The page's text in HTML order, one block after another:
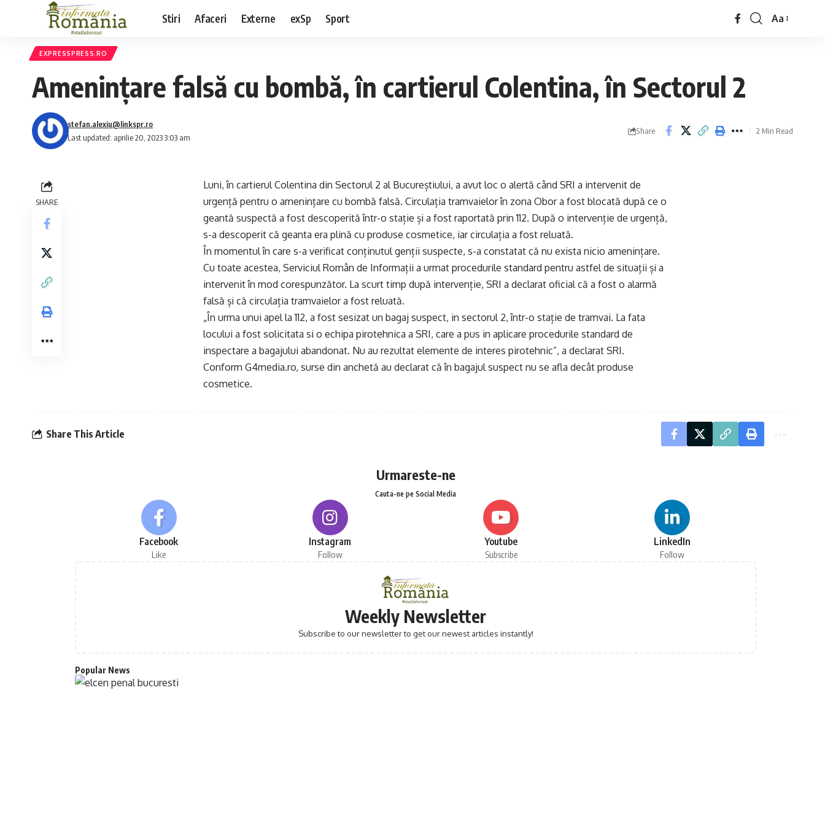
Stiri Afaceri Externe exSp Sport Aa
EXPRESSPRESS.RO
Amenințare falsă cu bombă, în cartierul Colentina, în Sectorul 2
Last updated: aprilie 20, 2023 3:03 am
stefan.alexiu@linkspr.ro
Share 2 Min Read
SHARE
Luni, în cartierul Colentina din Sectorul 2 al Bucureștiului, a avut loc o alertă când SRI a intervenit de
urgență pentru o amenințare cu bombă falsă. Circulația tramvaielor în zona Obor a fost blocată după ce o
geantă suspectă a fost descoperită într-o stație și a fost raportată prin 112. După o intervenție de urgență,
s-a descoperit că geanta era plină cu produse cosmetice, iar circulația a fost reluată.
În momentul în care s-a verificat conținutul genții suspecte, s-a constatat că nu exista nicio amenințare.
Cu toate acestea, Serviciul Român de Informații a urmat procedurile standard pentru astfel de situații și a
intervenit în mod corespunzător. La scurt timp după intervenție, SRI a declarat oficial că a fost o alarmă
falsă și că circulația tramvaielor a fost reluată.
„În urma unui apel la 112, a fost sesizat un bagaj suspect, in sectorul 2, într-o stație de tramvai. La fata
locului a fost solicitata si o echipa pirotehnica a SRI, care a pus in aplicare procedurile standard de
inspectare a bagajului abandonat. Nu au rezultat elemente de interes pirotehnic”, a declarat SRI.
Conform G4media.ro, surse din anchetă au declarat că în bagajul suspect nu se afla decât produse
cosmetice.
Share This Article
Urmareste-ne
Cauta-ne pe Social Media
Facebook
Like
Instagram
Follow
Youtube
Subscribe
LinkedIn
Follow
Weekly Newsletter
Subscribe to our newsletter to get our newest articles instantly!
Popular News